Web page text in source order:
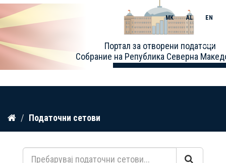
Прескокнете
содржина
Портал за отворени податоци
Собрание на Република Северна
MK AL EN
Toggle
Податочни сетови